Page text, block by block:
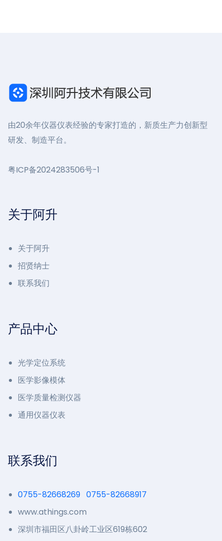
由20余年仪器仪表经验的专家打造的，新质生产力创新型
研发、制造平台。
粤ICP备2024283506号-1
关于阿升
关于阿升
招贤纳士
联系我们
产品中心
光学定位系统
医学影像模体
医学质量检测仪器
通用仪器仪表
联系我们
0755-82668269 0755-82668917
www.athings.com
深圳市福田区八卦岭工业区619栋602